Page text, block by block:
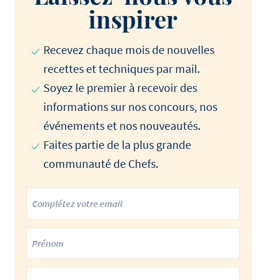
inspirer
Recevez chaque mois de nouvelles
recettes et techniques par mail.
Soyez le premier à recevoir des
informations sur nos concours, nos
événements et nos nouveautés.
Faites partie de la plus grande
communauté de Chefs.